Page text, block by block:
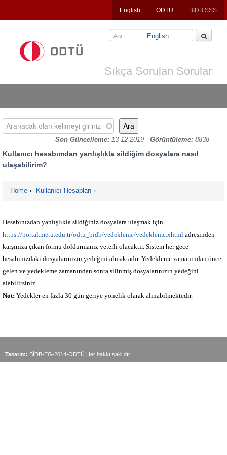
to
English ODTU BIDB SSS
Sıkça Sorulan Sorular
Son Güncelleme: 13-12-2019 Görüntüleme: 8838
Aranacak olan kelimeyi giriniz
English
Kullanıcı hesabımdan yanlışlıkla sildiğim dosyalara nasıl
ulaşabilirim?
Home › Kullanıcı Hesapları
Hesabınızdan yanlışlıkla sildiğiniz dosyalara ulaşmak için
https://portal.metu.edu.tr/odtu_bidb/yedekleme/yedekleme.xhtml adresinden
karşınıza çıkan formu doldurmanız yeterli olacaktır. Sistem her gece
hesabınızdaki dosyalarınızın yedeğini almaktadır. Yedekleme zamanından önce
gelen ve yedekleme zamanından sonra silinmiş dosyalarınızın yedeğini
alabilirsiniz.
Not: Yedekler en fazla 30 gün geriye yönelik olarak alınabilmektedir.
Tasarım: BİDB-EG-2014-ODTÜ Her hakkı saklıdır.